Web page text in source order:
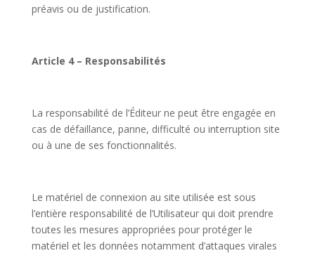
préavis ou de justification.
Article 4 – Responsabilités
La responsabilité de l’Éditeur ne peut être engagée en
cas de défaillance, panne, difficulté ou interruption site
ou à une de ses fonctionnalités.
Le matériel de connexion au site utilisée est sous
l’entière responsabilité de l’Utilisateur qui doit prendre
toutes les mesures appropriées pour protéger le
matériel et les données notamment d’attaques virales